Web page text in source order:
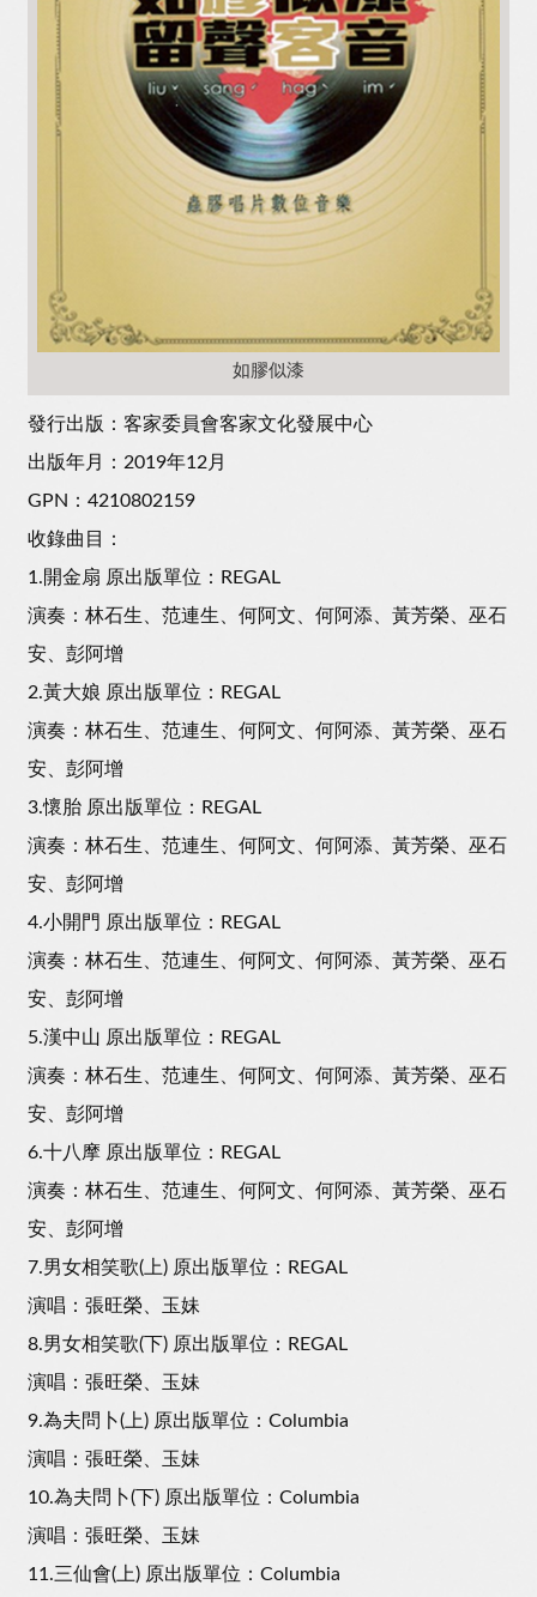
如膠似漆
發行出版：客家委員會客家文化發展中心
出版年月：2019年12月
GPN：4210802159
收錄曲目：
1.開金扇 原出版單位：REGAL
演奏：林石生、范連生、何阿文、何阿添、黃芳榮、巫石
安、彭阿增
2.黃大娘 原出版單位：REGAL
演奏：林石生、范連生、何阿文、何阿添、黃芳榮、巫石
安、彭阿增
3.懷胎 原出版單位：REGAL
演奏：林石生、范連生、何阿文、何阿添、黃芳榮、巫石
安、彭阿增
4.小開門 原出版單位：REGAL
演奏：林石生、范連生、何阿文、何阿添、黃芳榮、巫石
安、彭阿增
5.漢中山 原出版單位：REGAL
演奏：林石生、范連生、何阿文、何阿添、黃芳榮、巫石
安、彭阿增
6.十八摩 原出版單位：REGAL
演奏：林石生、范連生、何阿文、何阿添、黃芳榮、巫石
安、彭阿增
7.男女相笑歌(上) 原出版單位：REGAL
演唱：張旺榮、玉妹
8.男女相笑歌(下) 原出版單位：REGAL
演唱：張旺榮、玉妹
9.為夫問卜(上) 原出版單位：Columbia
演唱：張旺榮、玉妹
10.為夫問卜(下) 原出版單位：Columbia
演唱：張旺榮、玉妹
11.三仙會(上) 原出版單位：Columbia